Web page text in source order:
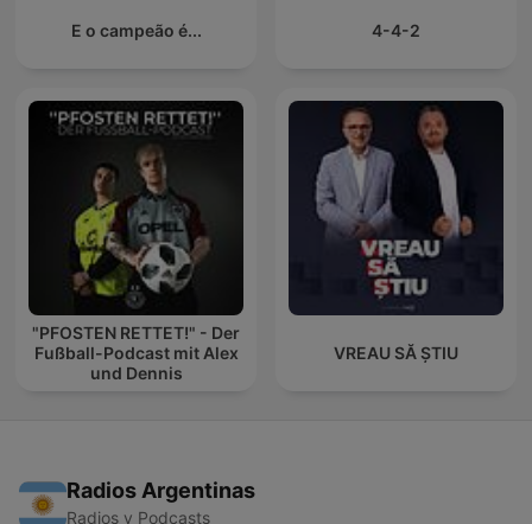
E o campeão é... 4-4-2
"PFOSTEN RETTET!" - Der
Fußball-Podcast mit Alex
und Dennis
VREAU SĂ ȘTIU
Radios Argentinas
Radios y Podcasts